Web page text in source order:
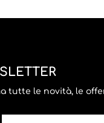
tutte le novità, le